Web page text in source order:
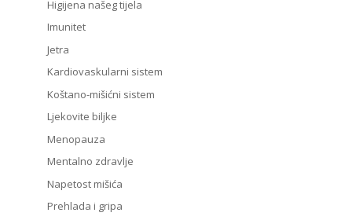
Higijena našeg tijela
Imunitet
Jetra
Kardiovaskularni sistem
Koštano-mišićni sistem
Ljekovite biljke
Menopauza
Mentalno zdravlje
Napetost mišića
Prehlada i gripa